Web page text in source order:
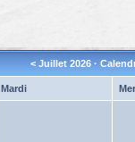
< Juillet 2026·
Mardi